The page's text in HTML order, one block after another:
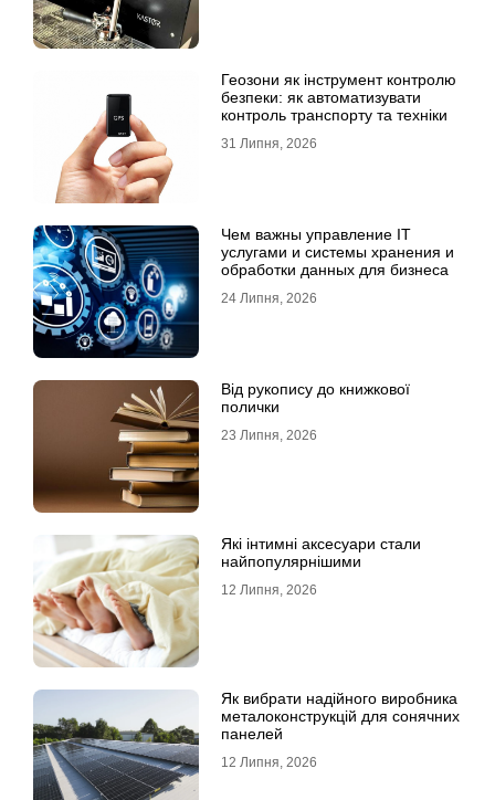
Геозони як інструмент контролю
безпеки: як автоматизувати
контроль транспорту та техніки
31 Липня, 2026
Чем важны управление IT
услугами и системы хранения и
обработки данных для бизнеса
24 Липня, 2026
Від рукопису до книжкової
полички
23 Липня, 2026
Які інтимні аксесуари стали
найпопулярнішими
12 Липня, 2026
Як вибрати надійного виробника
металоконструкцій для сонячних
панелей
12 Липня, 2026